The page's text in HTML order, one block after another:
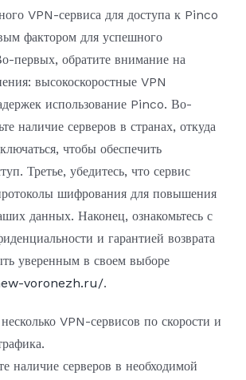
VPN-сервиса для доступа к Pinco
фактором для успешного
первых, обратите внимание на
высокоскоростные VPN
использование Pinco. Во-
наличие серверов в странах, откуда
чтобы обеспечить
Третье, убедитесь, что сервис
шифрования для повышения
данных. Наконец, ознакомьтесь с
и гарантией возврата
уверенным в своем выборе
voronezh.ru/.
VPN-сервисов по скорости и
наличие серверов в необходимой